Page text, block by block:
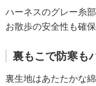
ハーネスのグレー糸
お散歩の安全性も確
裏もこで防寒も
裏生地はあたたかな